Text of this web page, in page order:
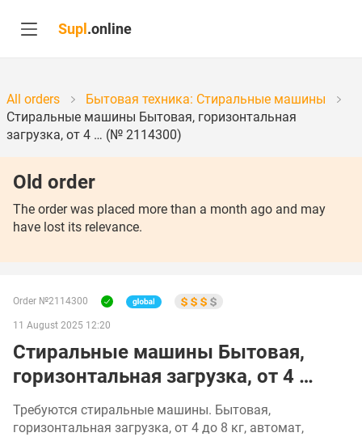
Supl .online
All orders
Бытовая техника: Стиральные машины
Стиральные машины Бытовая, горизонтальная
загрузка, от 4 … (№ 2114300)
Old order
The order was placed more than a month ago and may
have lost its relevance.
Order №2114300
11 August 2025 12:20
Стиральные машины Бытовая,
горизонтальная загрузка, от 4 …
Требуются стиральные машины. Бытовая,
горизонтальная загрузка, от 4 до 8 кг, автомат,